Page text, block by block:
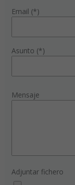
Email (*)
Asunto (*)
Mensaje
Adjuntar fichero